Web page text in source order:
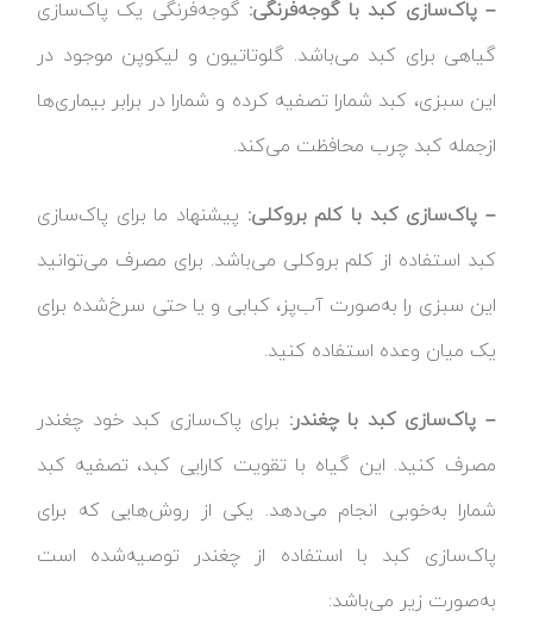
– پاک‌سازی کبد با گوجه‌فرنگی: گوجه‌فرنگی یک پاک‌سازی
گیاهی برای کبد می‌باشد. گلوتاتیون و لیکوپن موجود در
این سبزی، کبد شمارا تصفیه کرده و شمارا در برابر بیماری‌ها
ازجمله کبد چرب محافظت می‌کند.
– پاک‌سازی کبد با کلم بروکلی: پیشنهاد ما برای پاک‌سازی
کبد استفاده از کلم بروکلی می‌باشد. برای مصرف می‌توانید
این سبزی را به‌صورت آب‌پز، کبابی و یا حتی سرخ‌شده برای
یک میان وعده استفاده کنید.
– پاک‌سازی کبد با چغندر: برای پاک‌سازی کبد خود چغندر
مصرف کنید. این گیاه با تقویت کارایی کبد، تصفیه کبد
شمارا به‌خوبی انجام می‌دهد. یکی از روش‌هایی که برای
پاک‌سازی کبد با استفاده از چغندر توصیه‌شده است
به‌صورت زیر می‌باشد: